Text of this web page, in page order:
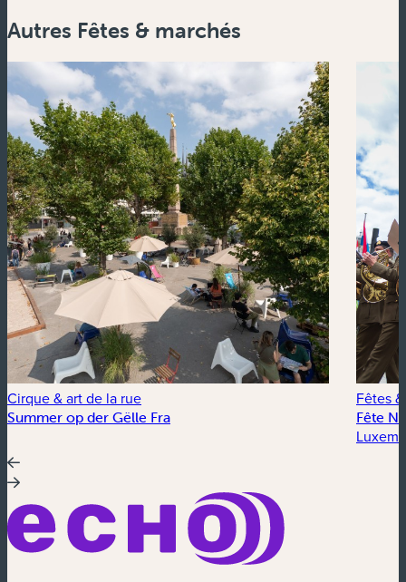
Autres Fêtes & marchés
Cirque & art de la rue
Summer op der Gëlle Fra
Fêtes
Fête